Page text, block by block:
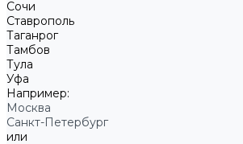
Сочи
Ставрополь
Таганрог
Тамбов
Тула
Уфа
Например:
Москва
Санкт-Петербург
или